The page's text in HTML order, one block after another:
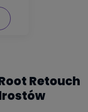
Retouch